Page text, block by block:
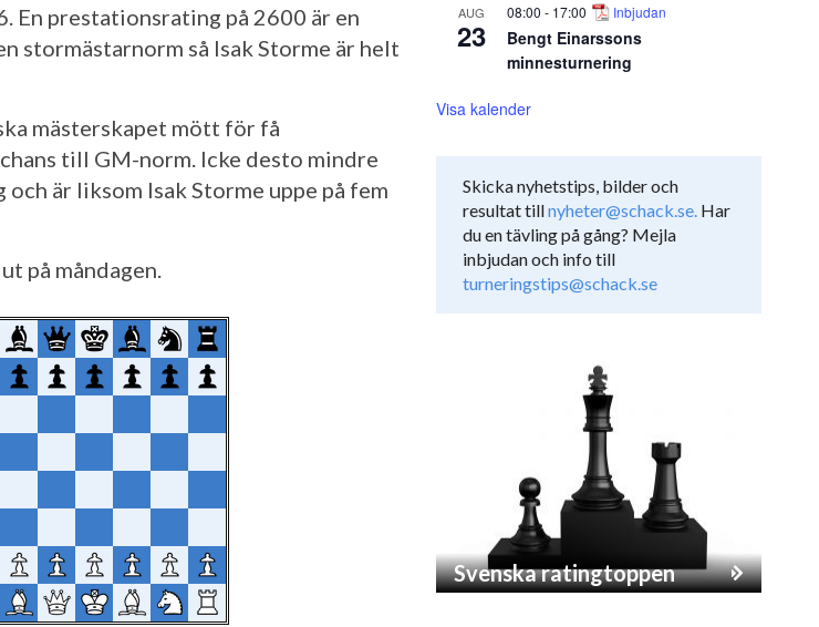
En prestationsrating på 2600 är en
stormästarnorm så Isak Storme är helt
mästerskapet mött för få
till GM-norm. Icke desto mindre
är liksom Isak Storme uppe på fem
på måndagen.
AUG
23
08:00 - 17:00 Inbjudan
Bengt Einarssons
minnesturnering
Visa kalender
Skicka nyhetstips, bilder och
resultat tillnyheter@schack.se. Har
du en tävling på gång? Mejla
inbjudan och info till
turneringstips@schack.se
Svenska ratingtoppen